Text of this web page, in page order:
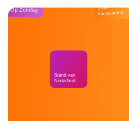
Op Zondag
Stand van
Nederland
Café
Kockelmann